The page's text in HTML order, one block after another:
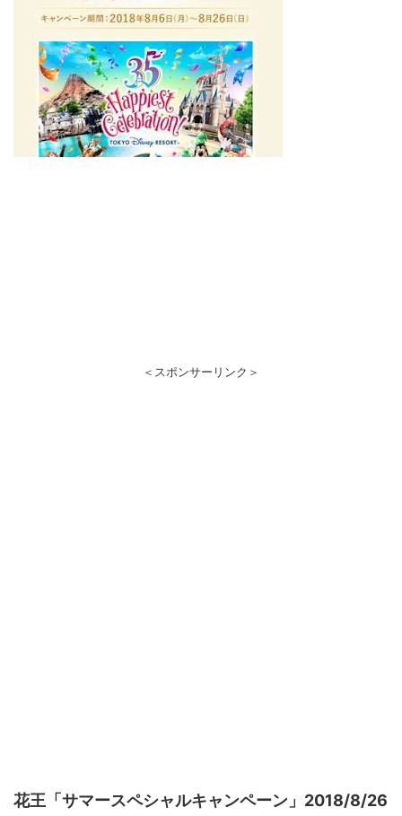
＜スポンサーリンク＞
花王「サマースペシャルキャンペーン」2018/8/26